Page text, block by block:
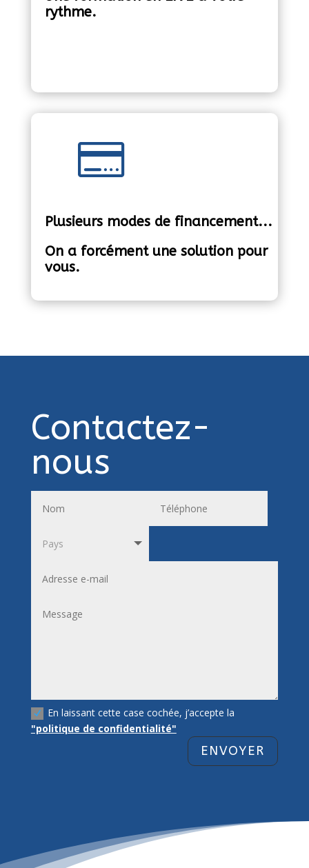
rythme.

Plusieurs modes de financement...
On a forcément une solution pour
vous.
Contactez-
nous
En laissant cette case cochée, j’accepte la
"politique de confidentialité"
ENVOYER